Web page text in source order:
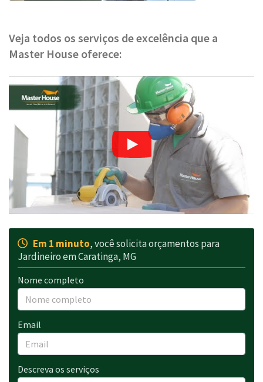
Veja todos os serviços de excelência que a
Master House oferece:
Em 1 minuto, você solicita orçamentos para
Jardineiro em Caratinga, MG
Nome completo
Email
Descreva os serviços